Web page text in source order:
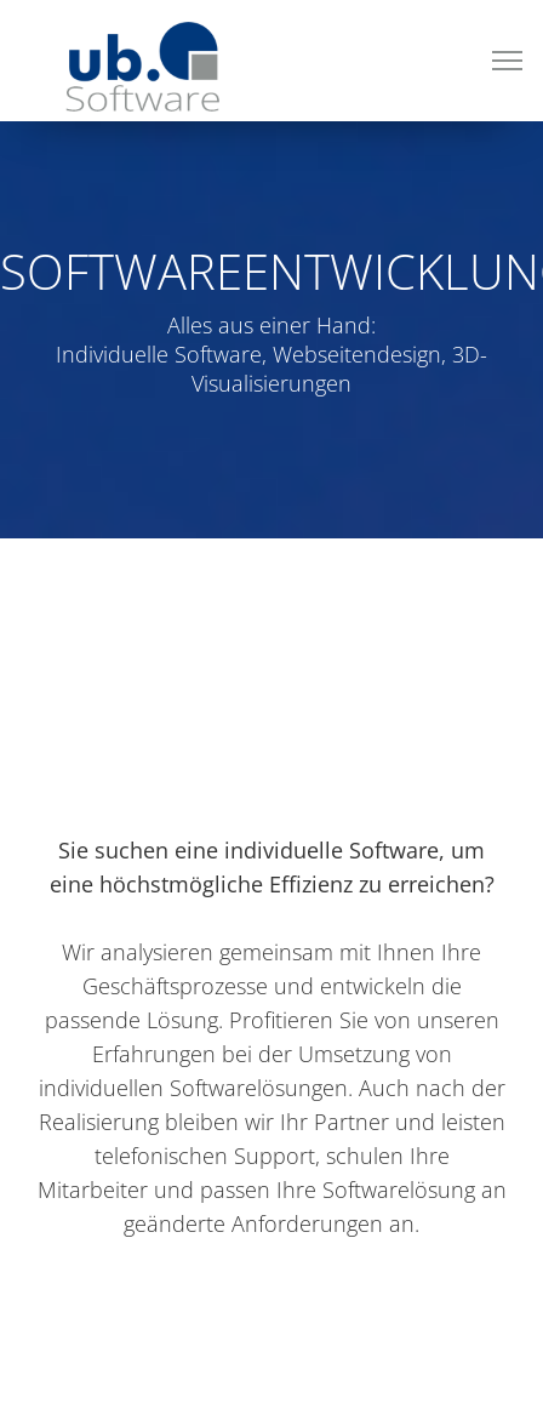
Alles aus einer Hand:
Individuelle Software, Webseitendesign, 3D-
Visualisierungen
Sie suchen eine individuelle Software, um
eine höchstmögliche Effizienz zu erreichen?
Wir analysieren gemeinsam mit Ihnen Ihre
Geschäftsprozesse und entwickeln die
passende Lösung. Profitieren Sie von unseren
Erfahrungen bei der Umsetzung von
individuellen Softwarelösungen. Auch nach der
Realisierung bleiben wir Ihr Partner und leisten
telefonischen Support, schulen Ihre
Mitarbeiter und passen Ihre Softwarelösung an
geänderte Anforderungen an.